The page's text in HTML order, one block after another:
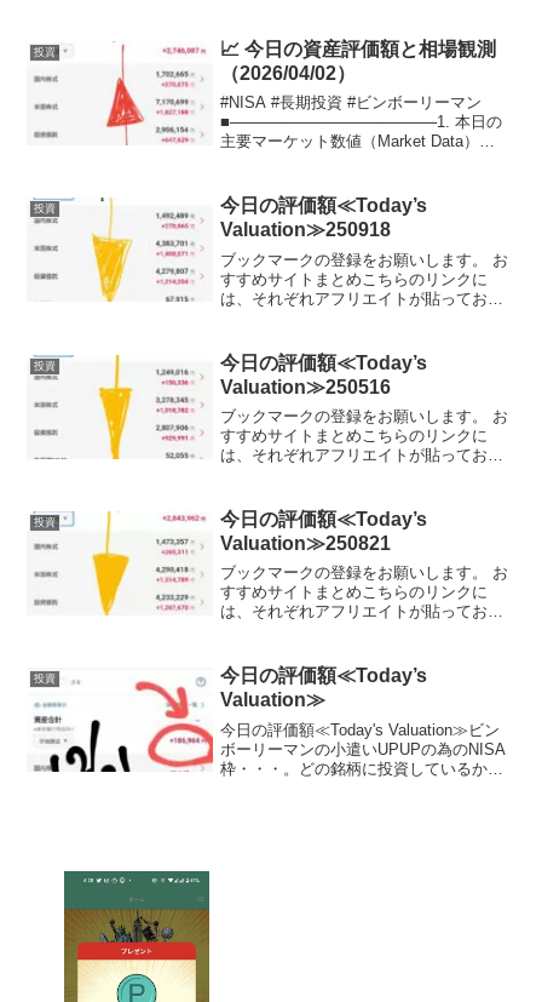
天証券を使用してます...
投資
📈 今日の資産評価額と相場観測
（2026/04/02）
#NISA #長期投資 #ビンボーリーマン
■───────────────────1. 本日の
主要マーケット数値（Market Data）
07...
投資
今日の評価額≪Today’s
Valuation≫250918
ブックマークの登録をお願いします。 お
すすめサイトまとめこちらのリンクに
は、それぞれアフリエイトが貼っており
でビンボーリーマンの私が、お小遣いUP
のためにNISA枠を使...
投資
今日の評価額≪Today’s
Valuation≫250516
ブックマークの登録をお願いします。 お
すすめサイトまとめこちらのリンクに
は、それぞれアフリエイトが貼っており
でビンボーリーマンの私が、お小遣いUP
のためにNISA枠を使...
投資
今日の評価額≪Today’s
Valuation≫250821
ブックマークの登録をお願いします。 お
すすめサイトまとめこちらのリンクに
は、それぞれアフリエイトが貼っており
でビンボーリーマンの私が、お小遣いUP
のためにNISA枠を使...
投資
今日の評価額≪Today’s
Valuation≫
今日の評価額≪Today's Valuation≫ビン
ボーリーマンの小遣いUPUPの為のNISA
枠・・・。どの銘柄に投資しているか？